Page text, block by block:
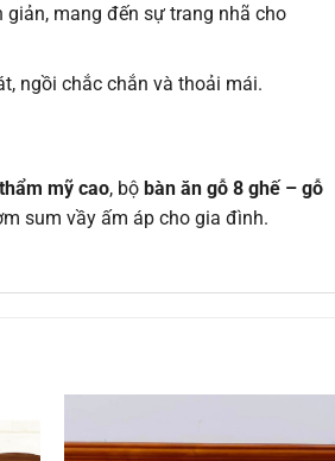
mang đến sự trang nhã cho
ngồi chắc chắn và thoải mái.
mỹ cao, bộ bàn ăn gỗ 8 ghế – gỗ
sum vầy ấm áp cho gia đình.